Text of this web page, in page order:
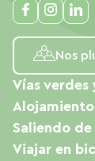
Nos
Vías
Saliendo
Viajar en